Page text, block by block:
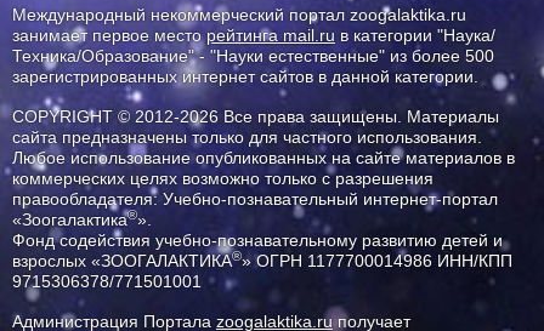
Международный некоммерческий портал zoogalaktika.ru
занимает первое месторейтинга mail.ru в категории "Наука/
Техника/Образование" - "Науки естественные" из более 500
зарегистрированных интернет сайтов в данной категории.
COPYRIGHT © 2012-2026 Все права защищены. Материалы
сайта предназначены только для частного использования.
Любое использование опубликованных на сайте материалов в
коммерческих целях возможно только с разрешения
правообладателя: Учебно-познавательный интернет-портал
«Зоогалактика®».
Фонд содействия учебно-познавательному развитию детей и
взрослых «ЗООГАЛАКТИКА®» ОГРН 1177700014986 ИНН/КПП
9715306378/771501001
Администрация Портала zoogalaktika.ruполучает